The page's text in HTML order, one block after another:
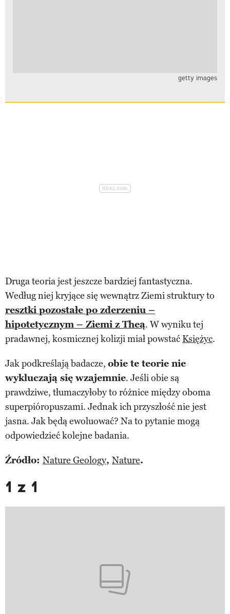
getty images
Druga teoria jest jeszcze bardziej fantastyczna.
Według niej kryjące się wewnątrz Ziemi struktury to
resztki pozostałe po zderzeniu –
hipotetycznym – Ziemi z Theą. W wyniku tej
pradawnej, kosmicznej kolizji miał powstać Księżyc.
Jak podkreślają badacze, obie te teorie nie
wykluczają się wzajemnie. Jeśli obie są
prawdziwe, tłumaczyłoby to różnice między oboma
superpióropuszami. Jednak ich przyszłość nie jest
jasna. Jak będą ewoluować? Na to pytanie mogą
odpowiedzieć kolejne badania.
Źródło: Nature Geology, Nature.
1 z 1